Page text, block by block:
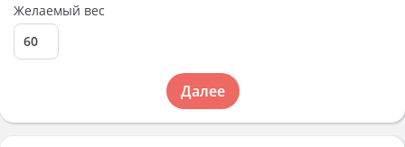
Желаемый вес
Далее